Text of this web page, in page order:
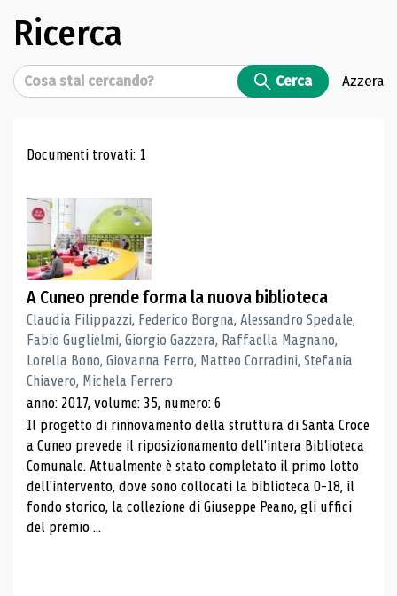
Ricerca
Cerca Cerca Azzera
Risultati di ricerca
Documenti trovati: 1
A Cuneo prende forma la nuova biblioteca
Claudia Filippazzi, Federico Borgna, Alessandro Spedale,
Fabio Guglielmi, Giorgio Gazzera, Raffaella Magnano,
Lorella Bono, Giovanna Ferro, Matteo Corradini, Stefania
Chiavero, Michela Ferrero
anno: 2017, volume: 35, numero: 6
Il progetto di rinnovamento della struttura di Santa Croce
a Cuneo prevede il riposizionamento dell'intera Biblioteca
Comunale. Attualmente è stato completato il primo lotto
dell'intervento, dove sono collocati la biblioteca 0-18, il
fondo storico, la collezione di Giuseppe Peano, gli uffici
del premio ...